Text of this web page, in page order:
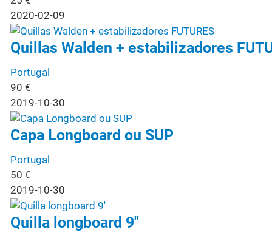
2020-02-09
Quillas Walden + estabilizadores
Portugal
90 €
2019-10-30
Capa Longboard ou SUP
Portugal
50 €
2019-10-30
Quilla longboard 9"